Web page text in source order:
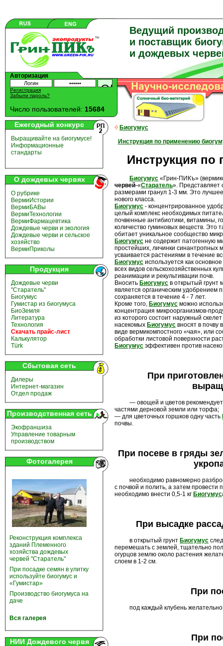
Ведущий
и поставщик
и дождевых
Авторизация
Регистрация
Забыли пароль?
Число пользователей: 15684
Ежегодный конкурс
Выращивайте на биогумусе!
Информационные
стандарты
О дождевых червях
О рубрике
ВермиИстории
ВермиБАВы
ВермиТехнологии
ВермиФармацевтика
Дождевые черви и экология
Дождевые черви и сельское
хозяйство
ВермиПриколы
Продукция
Дождевые черви
"Старатель"
Биогумус
Гумистар из биогумуса
БиоЗемля
Литература
Технология
Скачать прайс-лист
Калькулятор
Türk
Сбытовая сеть
Дилеры
Интернет-магазин
Отдел продаж
Производственная сеть
Экофраншиза
Управление товарным
производством
Фотогалерея
Реконструкция комплекса
зданий Племенного
хозяйства дождевых
червей "Старатель"
При посадке семян в улитку
используйте биогумус и
«Гумистар»
Производство биогумуса на
даче
Вся галерея
НИИ Дождевого червя
Биогумус
Инструкция по применению
Инструкция по
Биогумус «Грин-ПИКъ»
червей-«Старатель». Представляет
размерами гранул 1-3 мм. Это
нового класса.
Биогумус - концентрированное
целый комплекс необходимых
почвенные антибиотики, витамины,
количество гуминовых веществ. Это
обитает уникальное сообщество
Биогумус не содержит патогенную
простейших, личинки синантропных
усваивается растениями в течение
Биогумус используется как
всех видов сельскохозяйственных
реанимации и рекультивации почв.
Вносить Биогумус в открытый грунт
является органическим удобрением
сохраняется в течение 4 - 7 лет.
Кроме того, Биогумус можно
концентрация микроорганизмов-
из которого состоит наружный
насекомых Биогумус вносят в почву
виде вермикомпостного «чая», или
обработки листовой поверхности
Биогумус эффективен против
При
— овощей и цветов
частями дерновой земли или торфа;
— для цветочных горшков одну часть
почвы.
При посеве в гряды
необходимо равномерно
с почвой и полить, а затем
необходимо внести 0,5-1 кг Биогумус
При высадке
в открытый грунт Биогумус
перемешать с землей, тщательно
огурцов землю около растения
слоем в 1-2 см.
При
под каждый клубень желательно
При